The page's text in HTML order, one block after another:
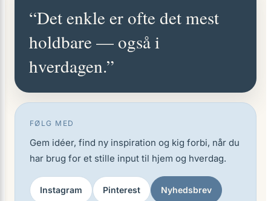
“Det enkle er ofte det mest
holdbare — også i
hverdagen.”
FØLG MED
Gem idéer, find ny inspiration og kig forbi, når du
har brug for et stille input til hjem og hverdag.
Instagram Pinterest Nyhedsbrev